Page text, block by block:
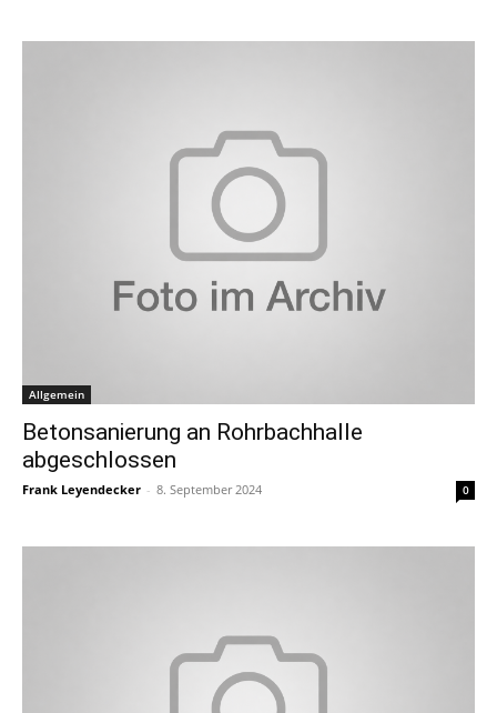
Allgemein
Betonsanierung an Rohrbachhalle
abgeschlossen
Frank Leyendecker - 8. September 2024 0